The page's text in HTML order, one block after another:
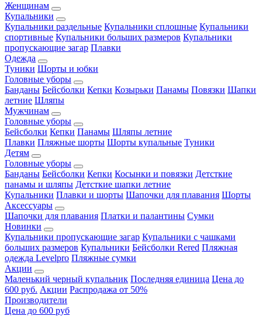
Женщинам
Купальники
Купальники раздельные Купальники сплошные Купальники
спортивные Купальники больших размеров Купальники
пропускающие загар Плавки
Одежда
Туники Шорты и юбки
Головные уборы
Банданы Бейсболки Кепки Козырьки Панамы Повязки Шапки
летние Шляпы
Мужчинам
Головные уборы
Бейсболки Кепки Панамы Шляпы летние
Плавки Пляжные шорты Шорты купальные Туники
Детям
Головные уборы
Банданы Бейсболки Кепки Косынки и повязки Детсткие
панамы и шляпы Детсткие шапки летние
Купальники Плавки и шорты Шапочки для плавания Шорты
Аксессуары
Шапочки для плавания Платки и палантины Сумки
Новинки
Купальники пропускающие загар Купальники с чашками
больших размеров Купальники Бейсболки Rered Пляжная
одежда Levelpro Пляжные сумки
Акции
Маленький черный купальник Последняя единица Цена до
600 руб. Акции Распродажа от 50%
Производители
Цена до 600 руб